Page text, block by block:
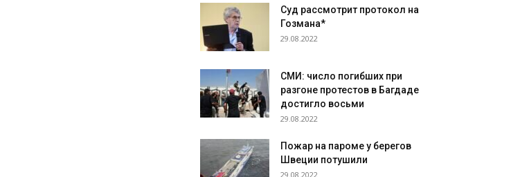
Суд рассмотрит протокол на
Гозмана*
29.08.2022
СМИ: число погибших при
разгоне протестов в Багдаде
достигло восьми
29.08.2022
Пожар на пароме у берегов
Швеции потушили
29.08.2022